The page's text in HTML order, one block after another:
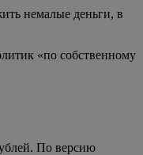
немалые деньги, в
«по собственному
По версию